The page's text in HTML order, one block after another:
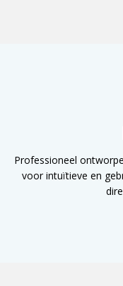
Professioneel
voor intuïtieve en